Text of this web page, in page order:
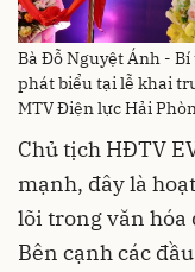
Bà Đỗ Nguyệt Ánh -
phát biểu tại lễ khai
MTV Điện lực Hải
Chủ tịch HĐTV
mạnh, đây là
lõi trong văn hóa
Bên cạnh các